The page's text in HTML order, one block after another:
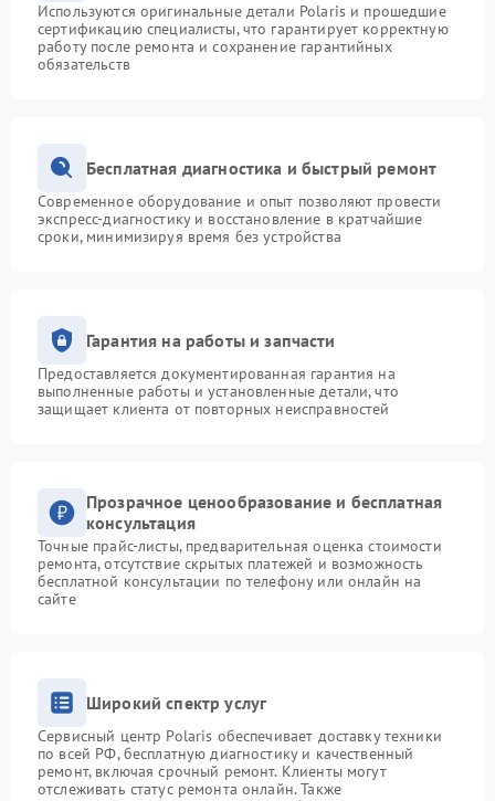
Используются оригинальные детали Polaris и прошедшие
сертификацию специалисты, что гарантирует корректную
работу после ремонта и сохранение гарантийных
обязательств
Бесплатная диагностика и быстрый ремонт
Современное оборудование и опыт позволяют провести
экспресс-диагностику и восстановление в кратчайшие
сроки, минимизируя время без устройства
Гарантия на работы и запчасти
Предоставляется документированная гарантия на
выполненные работы и установленные детали, что
защищает клиента от повторных неисправностей
Прозрачное ценообразование и бесплатная
консультация
Точные прайс-листы, предварительная оценка стоимости
ремонта, отсутствие скрытых платежей и возможность
бесплатной консультации по телефону или онлайн на
сайте
Широкий спектр услуг
Сервисный центр Polaris обеспечивает доставку техники
по всей РФ, бесплатную диагностику и качественный
ремонт, включая срочный ремонт. Клиенты могут
отслеживать статус ремонта онлайн. Также